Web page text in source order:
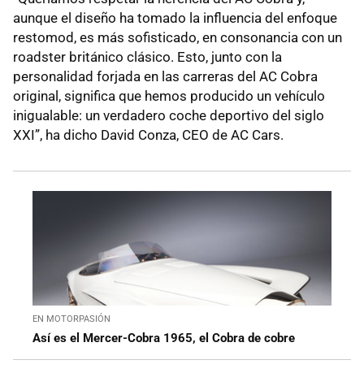
aunque el diseño ha tomado la influencia del enfoque
restomod, es más sofisticado, en consonancia con un
roadster británico clásico. Esto, junto con la
personalidad forjada en las carreras del AC Cobra
original, significa que hemos producido un vehículo
inigualable: un verdadero coche deportivo del siglo
XXI”, ha dicho David Conza, CEO de AC Cars.
EN MOTORPASIÓN
Así es el Mercer-Cobra 1965, el Cobra de cobre